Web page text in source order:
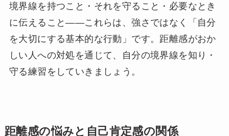
境界線を持つこと・それを守ること・必要なとき
に伝えること——これらは、強さではなく「自分
を大切にする基本的な行動」です。距離感がおか
しい人への対処を通じて、自分の境界線を知り・
守る練習をしていきましょう。
距離感の悩みと自己肯定感の関係